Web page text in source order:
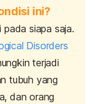
ini?
siapa saja.
Disorders
terjadi
tubuh yang
dan orang